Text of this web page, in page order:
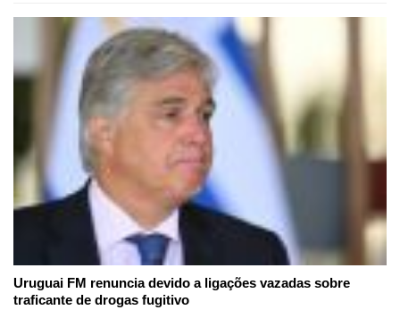
Uruguai FM renuncia devido a ligações vazadas sobre
traficante de drogas fugitivo